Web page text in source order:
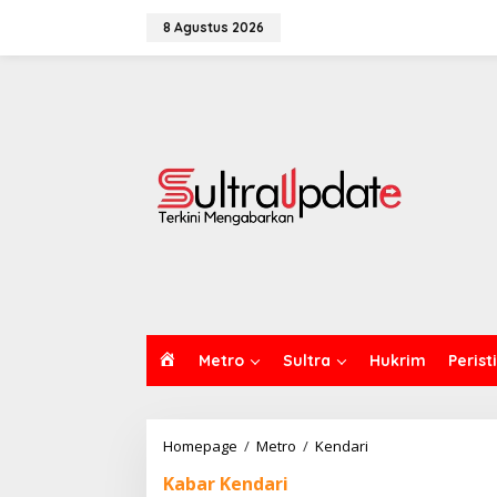
8 Agustus 2026
Metro Sultra Hukrim
Homepage / Metro / Kendari
Kabar Kendari